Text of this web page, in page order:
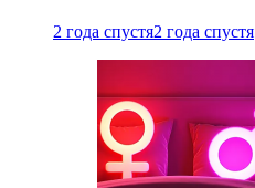
2 года спустя2 года спустя